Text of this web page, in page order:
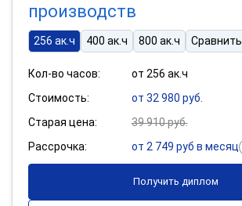
производств
256 ак.ч 400 ак.ч 800 ак.ч Сравнить
Кол-во часов:
от 256 ак.ч
Стоимость:
от 32 980 руб.
Старая цена:
39 910 руб.
Рассрочка:
от 2 749 руб в месяц
Получить диплом